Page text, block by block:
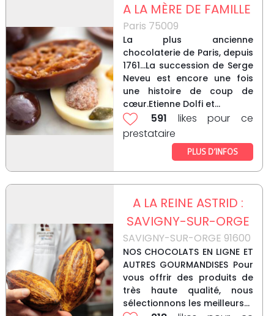
A LA MÈRE DE FAMILLE
Paris 75009
La plus ancienne
chocolaterie de Paris, depuis
1761...La succession de Serge
Neveu est encore une fois
une histoire de coup de
cœur.Etienne Dolfi et...
591 likes pour ce
prestataire
PLUS D’INFOS
A LA REINE ASTRID :
SAVIGNY-SUR-ORGE
SAVIGNY-SUR-ORGE 91600
NOS CHOCOLATS EN LIGNE ET
AUTRES GOURMANDISES Pour
vous offrir des produits de
très haute qualité, nous
sélectionnons les meilleurs...